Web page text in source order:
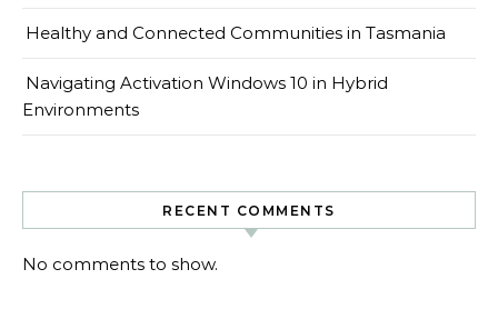
Healthy and Connected Communities in Tasmania
Navigating Activation Windows 10 in Hybrid
Environments
RECENT COMMENTS
No comments to show.